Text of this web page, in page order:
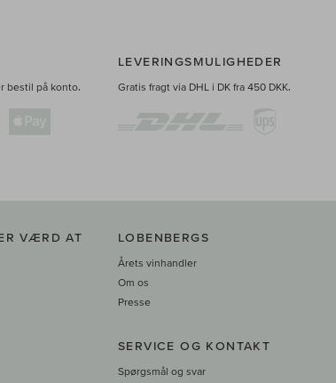
bestil på konto.
LEVERINGSMULIGHEDER
Gratis fragt via DHL i DK fra 450 DKK.
VÆRD AT
LOBENBERGS
Årets vinhandler
Om os
Presse
SERVICE OG KONTAKT
Spørgsmål og svar